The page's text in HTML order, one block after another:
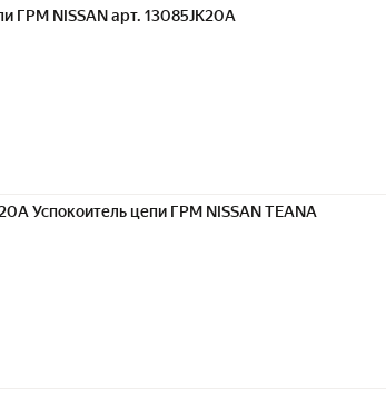
ГРМ NISSAN арт. 13085JK20A
Успокоитель цепи ГРМ NISSAN TEANA